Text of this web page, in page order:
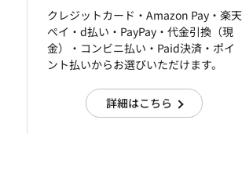
クレジットカード・Amazon Pay・楽天
ぺイ・d払い・PayPay・代金引換（現
金）・コンビニ払い・Paid決済・ポイ
ント払いからお選びいただけます。
詳細はこちら